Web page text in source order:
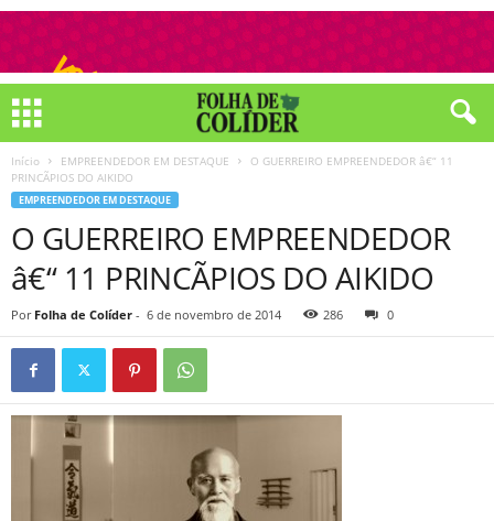
Início EMPREENDEDOR EM DESTAQUE
O GUERREIRO EMPREENDEDOR â€“ 11
PRINCÃPIOS DO AIKIDO
EMPREENDEDOR EM DESTAQUE
O GUERREIRO EMPREENDEDOR
â€“ 11 PRINCÃPIOS DO AIKIDO
Por Folha de Colíder - 6 de novembro de 2014 286 0